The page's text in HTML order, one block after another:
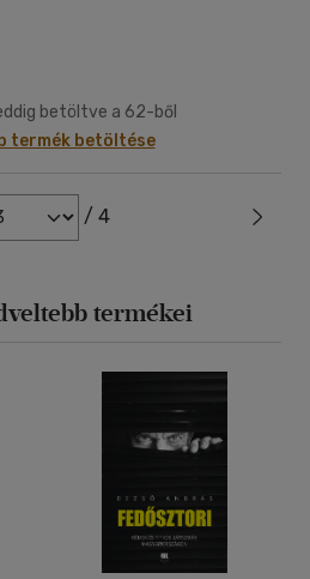
betöltve a 62-ből
termék betöltése
/ 4
termékei